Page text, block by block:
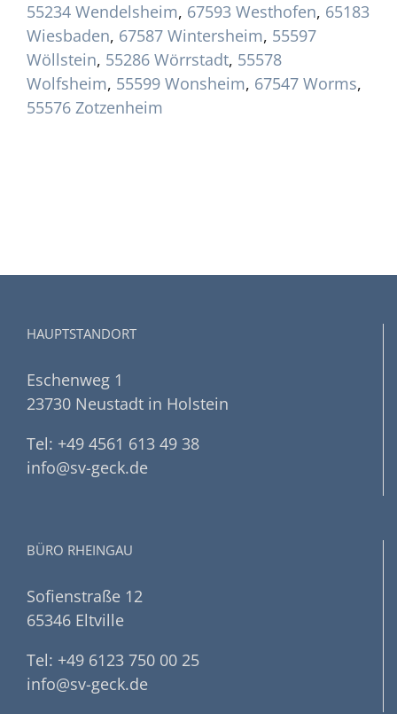
55234 Wendelsheim, 67593 Westhofen, 65183
Wiesbaden, 67587 Wintersheim, 55597
Wöllstein, 55286 Wörrstadt, 55578
Wolfsheim, 55599 Wonsheim, 67547 Worms,
55576 Zotzenheim
HAUPTSTANDORT
Eschenweg 1
23730 Neustadt in Holstein
Tel: +49 4561 613 49 38
info@sv-geck.de
BÜRO RHEINGAU
Sofienstraße 12
65346 Eltville
Tel: +49 6123 750 00 25
info@sv-geck.de